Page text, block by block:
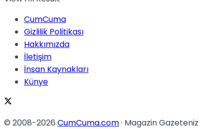
CumCuma
Gizlilik Politikası
Hakkımızda
İletişim
İnsan Kaynakları
Künye
© 2008-2026 CumCuma.com· Magazin Gazeteniz